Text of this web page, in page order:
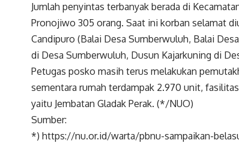
Jumlah penyintas terbanyak berada di
Pronojiwo 305 orang. Saat ini korban selamat
Candipuro (Balai Desa Sumberwuluh, Balai
di Desa Sumberwuluh, Dusun Kajarkuning di
Petugas posko masih terus melakukan
sementara rumah terdampak 2.970 unit,
yaitu Jembatan Gladak Perak. (*/NUO)
Sumber:
*) https://nu.or.id/warta/pbnu-sampaikan-